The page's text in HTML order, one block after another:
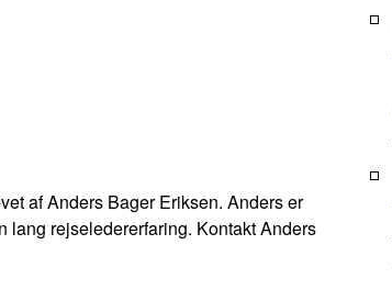
af Anders Bager Eriksen. Anders er
lang rejseledererfaring. Kontakt Anders